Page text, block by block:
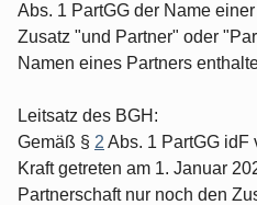
Abs. 1 PartGG der Name
Zusatz "und Partner" oder
Namen eines Partners
Leitsatz des BGH:
Gemäß § 2 Abs. 1 PartGG idF
Kraft getreten am 1. Januar
Partnerschaft nur noch den